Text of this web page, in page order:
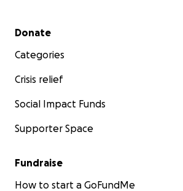
Secondary menu
Donate
Categories
Crisis relief
Social Impact Funds
Supporter Space
Fundraise
How to start a GoFundMe